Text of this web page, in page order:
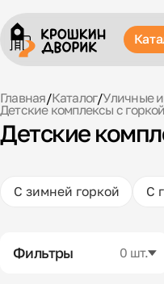
Главная/Каталог/Уличные
Детские комплексы с горкой
Детские
С зимней горкой С
Фильтры 0 шт.